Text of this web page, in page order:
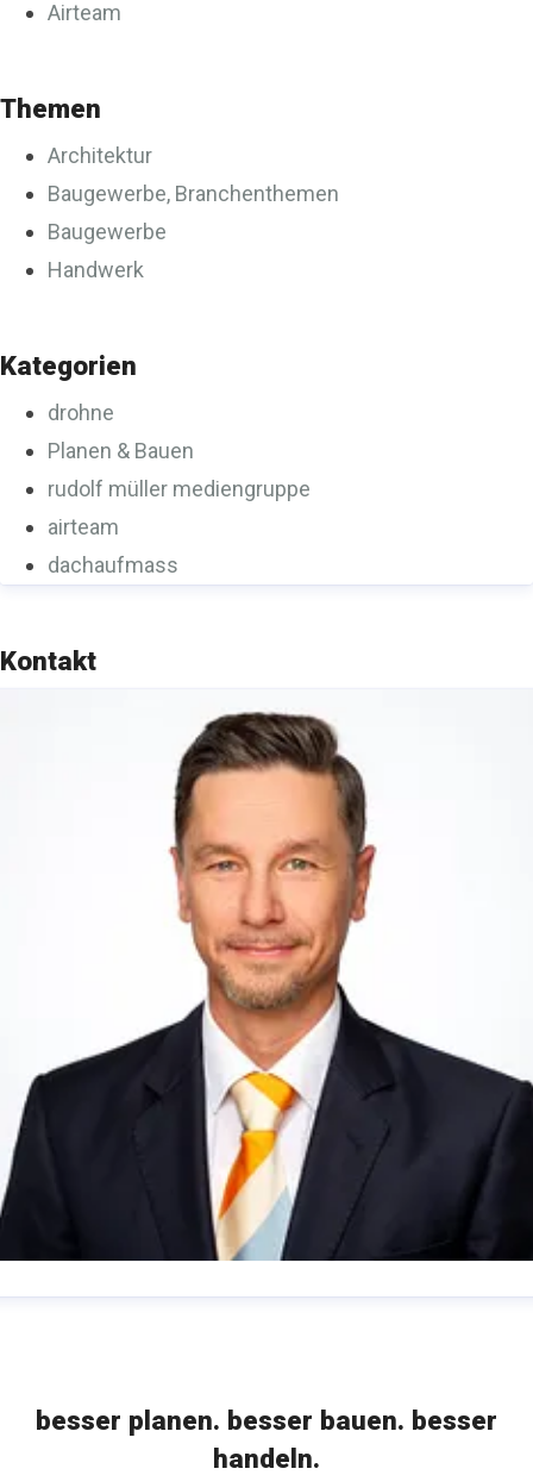
Airteam
Themen
Architektur
Baugewerbe, Branchenthemen
Baugewerbe
Handwerk
Kategorien
drohne
Planen & Bauen
rudolf müller mediengruppe
airteam
dachaufmass
Kontakt
221 5497-367
besser planen. besser bauen. besser
handeln.